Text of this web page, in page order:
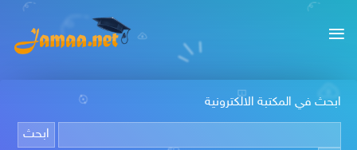
ابحث في المكتبة الالكترونية